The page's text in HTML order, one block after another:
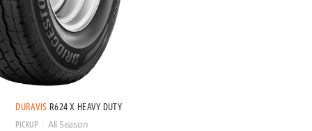
DURAVIS R624 X HEAVY DUTY
PICKUP All Season